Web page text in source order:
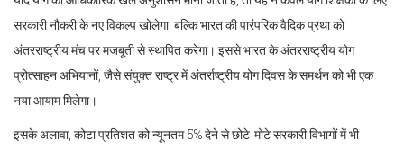
सरकारी नौकरी के नए विकल्प खोलेगा, बल्कि भारत की पारंपरिक वैदिक प्रथा को
अंतरराष्ट्रीय मंच पर मजबूती से स्थापित करेगा। इससे भारत के अंतरराष्ट्रीय योग
प्रोत्साहन अभियानों, जैसे संयुक्त राष्ट्र में अंतर्राष्ट्रीय योग दिवस के समर्थन को भी एक
नया आयाम मिलेगा।
इसके अलावा, कोटा प्रतिशत को न्यूनतम 5% देने से छोटे‑मोटे सरकारी विभागों में भी